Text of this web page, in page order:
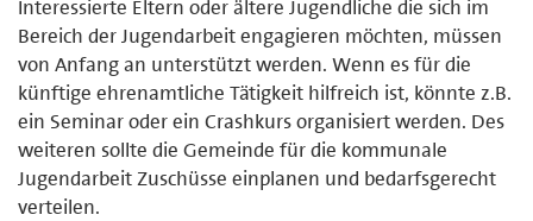
Interessierte Eltern oder ältere Jugendliche die sich im
Bereich der Jugendarbeit engagieren möchten, müssen
von Anfang an unterstützt werden. Wenn es für die
künftige ehrenamtliche Tätigkeit hilfreich ist, könnte z.B.
ein Seminar oder ein Crashkurs organisiert werden. Des
weiteren sollte die Gemeinde für die kommunale
Jugendarbeit Zuschüsse einplanen und bedarfsgerecht
verteilen.